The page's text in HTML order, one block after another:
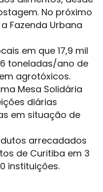
No próximo
Fazenda Urbana
em que 17,9 mil
toneladas/ano de
agrotóxicos.
Mesa Solidária
diárias
em situação de
arrecadados
de Curitiba em 3
instituições.